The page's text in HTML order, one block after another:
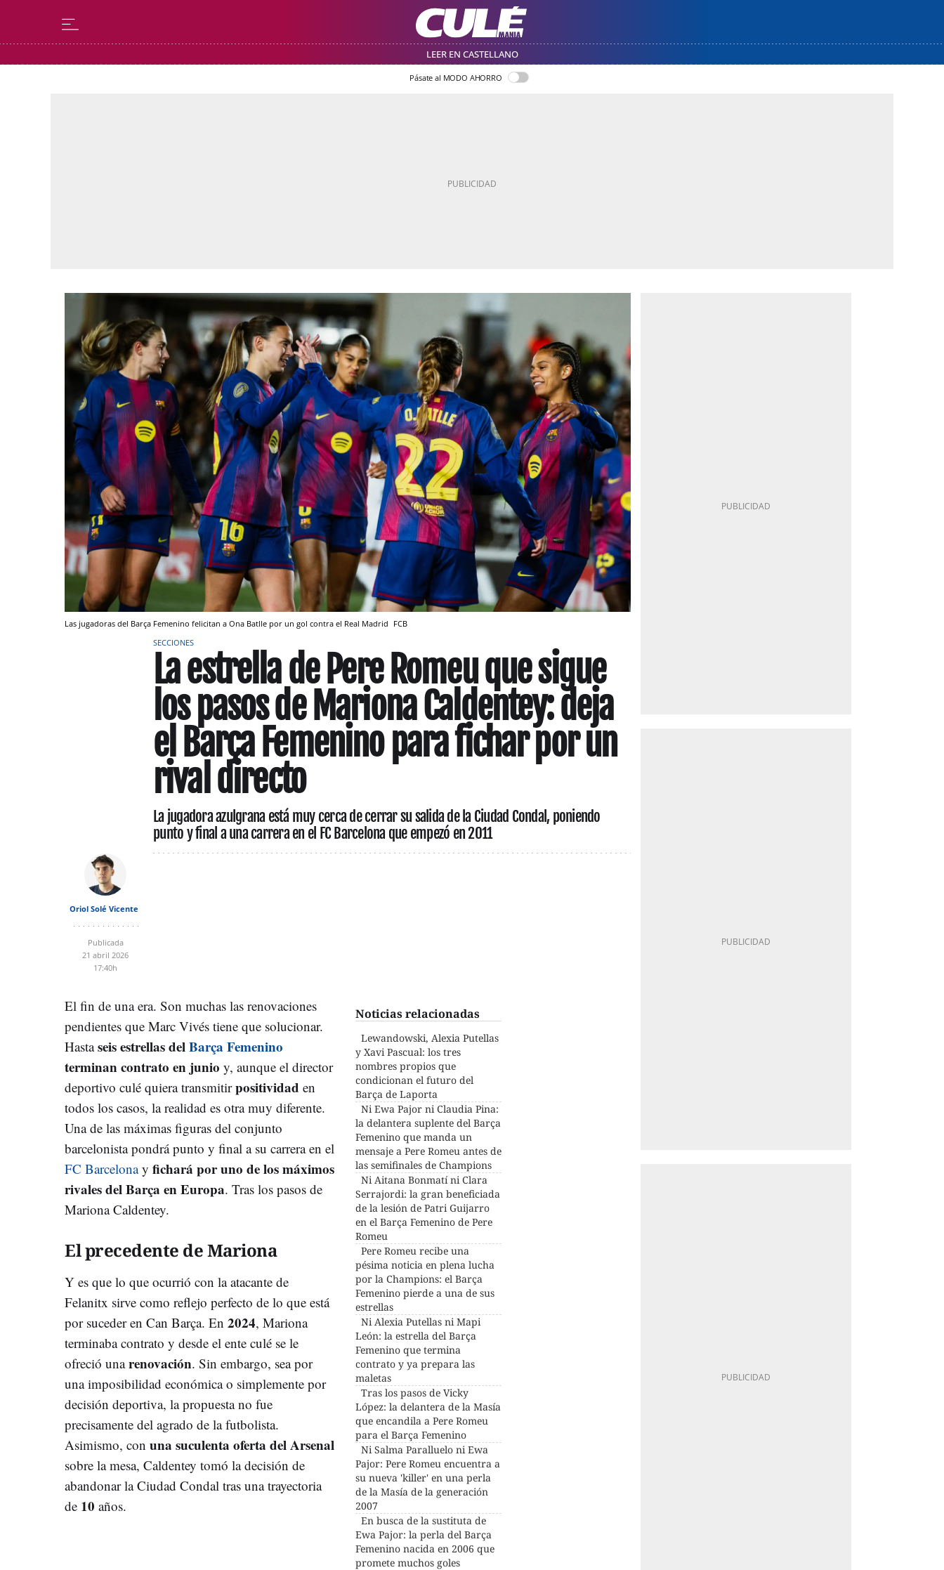
LEER EN CASTELLANO
Pásate al MODO AHORRO
Las jugadoras del Barça Femenino felicitan a Ona Batlle por un gol contra el Real Madrid FCB
SECCIONES
La estrella de Pere Romeu que sigue
los pasos de Mariona Caldentey: deja
el Barça Femenino para fichar por un
rival directo
La jugadora azulgrana está muy cerca de cerrar su salida de la Ciudad Condal, poniendo
punto y final a una carrera en el FC Barcelona que empezó en 2011
Oriol Solé Vicente
Publicada
21 abril 2026
17:40h
Noticias relacionadas
Lewandowski, Alexia Putellas
y Xavi Pascual: los tres
nombres propios que
condicionan el futuro del
Barça de Laporta
Ni Ewa Pajor ni Claudia Pina:
la delantera suplente del Barça
Femenino que manda un
mensaje a Pere Romeu antes de
las semifinales de Champions
Ni Aitana Bonmatí ni Clara
Serrajordi: la gran beneficiada
de la lesión de Patri Guijarro
en el Barça Femenino de Pere
Romeu
Pere Romeu recibe una
pésima noticia en plena lucha
por la Champions: el Barça
Femenino pierde a una de sus
estrellas
Ni Alexia Putellas ni Mapi
León: la estrella del Barça
Femenino que termina
contrato y ya prepara las
maletas
Tras los pasos de Vicky
López: la delantera de la Masía
que encandila a Pere Romeu
para el Barça Femenino
Ni Salma Paralluelo ni Ewa
Pajor: Pere Romeu encuentra a
su nueva 'killer' en una perla
de la Masía de la generación
2007
En busca de la sustituta de
Ewa Pajor: la perla del Barça
Femenino nacida en 2006 que
promete muchos goles
El fin de una era. Son muchas las renovaciones
pendientes que Marc Vivés tiene que solucionar.
Hastaseis estrellas delBarça Femenino
terminan contrato en junio y, aunque el director
deportivo culé quiera transmitirpositividad en
todos los casos, la realidad es otra muy diferente.
Una de las máximas figuras del conjunto
barcelonista pondrá punto y final a su carrera en el
FC Barcelonay fichará por uno de los máximos
rivales del Barça en Europa. Tras los pasos de
Mariona Caldentey.
El precedente de Mariona
Y es que lo que ocurrió con la atacante de
Felanitx sirve como reflejo perfecto de lo que está
por suceder en Can Barça. En 2024, Mariona
terminaba contrato y desde el ente culé se le
ofreció unarenovación. Sin embargo, sea por
una imposibilidad económica o simplemente por
decisión deportiva, la propuesta no fue
precisamente del agrado de la futbolista.
Asimismo, con una suculenta oferta del Arsenal
sobre la mesa, Caldentey tomó la decisión de
abandonar la Ciudad Condal tras una trayectoria
de 10 años.